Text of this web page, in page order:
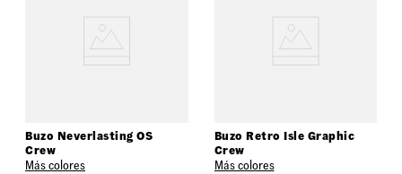
Buzo Neverlasting OS
Crew
Más colores
Buzo Retro Isle Graphic
Crew
Más colores